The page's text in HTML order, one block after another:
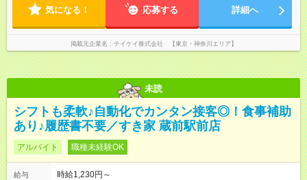
気になる！ 応募する 詳細へ
掲載元企業名 テイケイ株式会社 【東京・神奈川エリア】
未読
シフトも柔軟♪自動化でカンタン接客◎！食事補助
あり♪履歴書不要／すき家 蔵前駅前店
アルバイト 職種未経験OK
給与
時給1,230円～